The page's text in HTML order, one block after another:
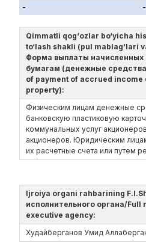
- -
Qimmatli qog‘ozlar bo‘yicha
to‘lash shakli (pul mablag‘lari
Форма выплаты
бумагам (денежные
of payment of accrued
property):
Физическим лицам денежные
банковскую пластиковую
коммунальных услуг
акционеров. Юридическим
их расчетные счета или путем
Ijroiya organi rahbarining
исполнительного органа/Full
executive agency:
Худайберганов Умид